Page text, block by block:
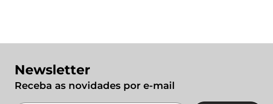
Newsletter
Receba as novidades por e-mail